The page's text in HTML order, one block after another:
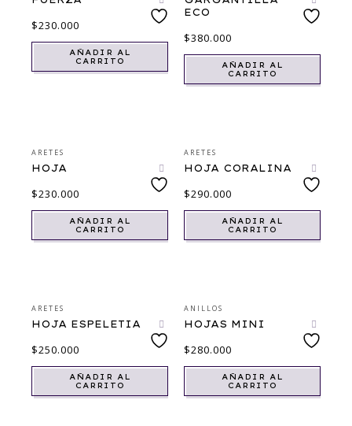
$230.000
AÑADIR AL
CARRITO
ECO
$380.000
AÑADIR AL
CARRITO
ARETES
HOJA
$230.000
AÑADIR AL
CARRITO
ARETES
HOJA CORALINA
$290.000
AÑADIR AL
CARRITO
ARETES
HOJA ESPELETIA
$250.000
AÑADIR AL
CARRITO
ANILLOS
HOJAS MINI
$280.000
AÑADIR AL
CARRITO